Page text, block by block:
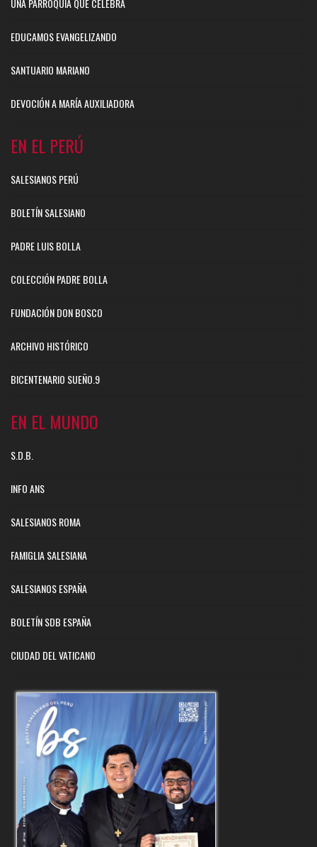
UNA PARROQUIA QUE CELEBRA
EDUCAMOS EVANGELIZANDO
SANTUARIO MARIANO
DEVOCIÓN A MARÍA AUXILIADORA
EN EL PERÚ
SALESIANOS PERÚ
BOLETÍN SALESIANO
PADRE LUIS BOLLA
COLECCIÓN PADRE BOLLA
FUNDACIÓN DON BOSCO
ARCHIVO HISTÓRICO
BICENTENARIO SUEÑO.9
EN EL MUNDO
S.D.B.
INFO ANS
SALESIANOS ROMA
FAMIGLIA SALESIANA
SALESIANOS ESPAÑA
BOLETÍN SDB ESPAÑA
CIUDAD DEL VATICANO